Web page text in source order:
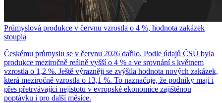
Průmyslová produkce v červnu vzrostla o 4 %, hodnota zakázek
stoupla
Českému průmyslu se v červnu 2026 dařilo. Podle údajů ČSÚ byla
produkce meziročně reálně vyšší o 4 % a ve srovnání s květnem
vzrostla o 1,2 %. Ještě výrazněji se zvýšila hodnota nových zakázek,
která meziročně vzrostla o 13,1 %. To naznačuje, že podniky mají i
přes přetrvávající nejistotu v evropské ekonomice zajištěnou
poptávku i pro další měsíce.